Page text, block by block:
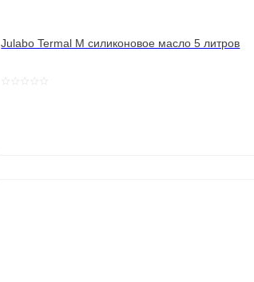
Julabo Termal M силиконовое масло 5 литров